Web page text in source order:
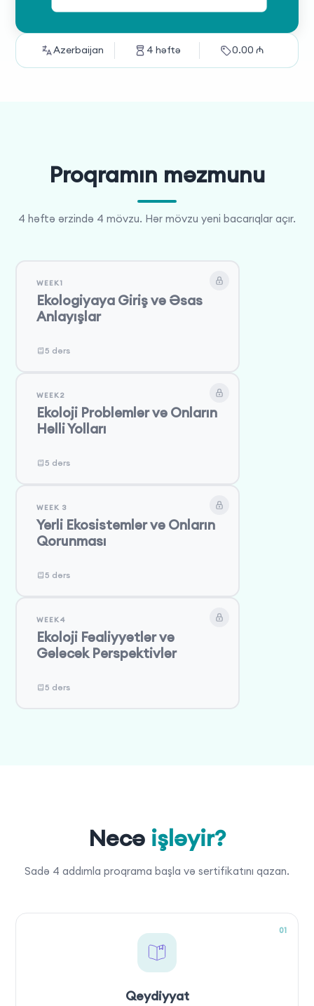
Azerbaijan 4 həftə 0.00 ₼
Proqramın məzmunu
4 həftə ərzində 4 mövzu. Hər mövzu yeni bacarıqlar açır.
WEEK1
Ekologiyaya Giriş və Əsas
Anlayışlar
5 dərs
WEEK2
Ekoloji Problemlər və Onların
Həlli Yolları
5 dərs
WEEK 3
Yerli Ekosistemlər və Onların
Qorunması
5 dərs
WEEK4
Ekoloji Fəaliyyətlər və
Gələcək Perspektivlər
5 dərs
Necə işləyir?
Sadə 4 addımla proqrama başla və sertifikatını qazan.
01
Qeydiyyat